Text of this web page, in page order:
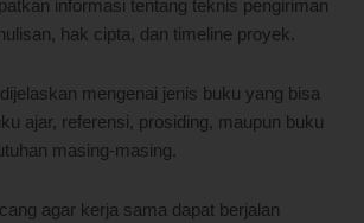
informasi tentang teknis pengiriman
hak cipta, dan timeline proyek.
mengenai jenis buku yang bisa
ajar, referensi, prosiding, maupun buku
masing-masing.
agar kerja sama dapat berjalan